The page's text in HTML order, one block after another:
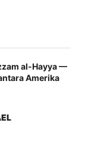
al-Hayya —
Amerika